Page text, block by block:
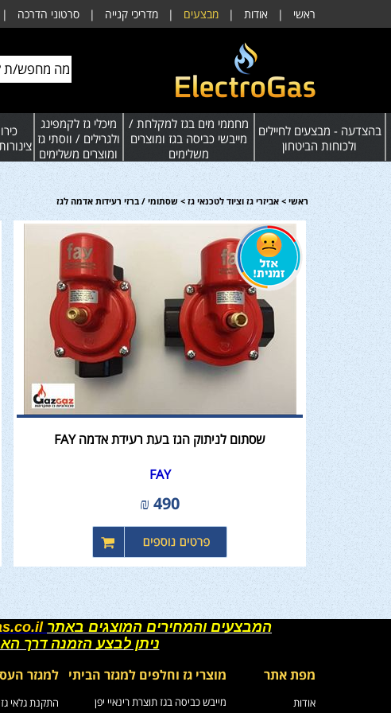
ראשי | אודות | מבצעים | מדריכי קנייה | סרטוני הדרכה |
בהצדעה - מבצעים לחיילים
ולכוחות הביטחון
מחממי מים בגז למקלחת /
מייבשי כביסה בגז ומוצרים
משלימים
מיכלי גז לקמפינג
ולגרילים / ווסתי גז
ומוצרים משלימים
ראשי > אביזרי גז וציוד לטכנאי גז > שסתומי / ברזי רעידות אדמה לגז
שסתום לניתוק הגז בעת רעידת אדמה FAY
FAY
490
₪
המבצעים והמחירים המוצגים באתר
ניתן לבצע הזמנה דרך
מפת אתר מוצרי גז וחלפים למגזר הביתי למגזר
אודות
מייבש כביסה בגז תוצרת רינאיי יפן
התקנת גלאי